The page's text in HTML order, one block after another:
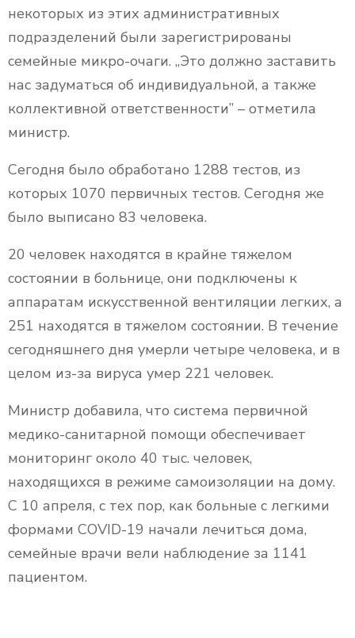
некоторых из этих административных
подразделений были зарегистрированы
семейные микро-очаги. „Это должно заставить
нас задуматься об индивидуальной, а также
коллективной ответственности” – отметила
министр.
Сегодня было обработано 1288 тестов, из
которых 1070 первичных тестов. Сегодня же
было выписано 83 человека.
20 человек находятся в крайне тяжелом
состоянии в больнице, они подключены к
аппаратам искусственной вентиляции легких, а
251 находятся в тяжелом состоянии. В течение
сегодняшнего дня умерли четыре человека, и в
целом из-за вируса умер 221 человек.
Министр добавила, что система первичной
медико-санитарной помощи обеспечивает
мониторинг около 40 тыс. человек,
находящихся в режиме самоизоляции на дому.
С 10 апреля, с тех пор, как больные с легкими
формами COVID-19 начали лечиться дома,
семейные врачи вели наблюдение за 1141
пациентом.